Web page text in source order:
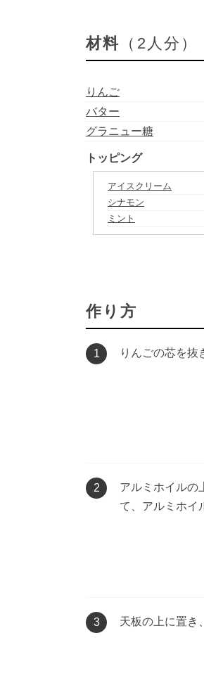
材料 （2人分）
りんご
バター
グラニュー糖
トッピング
アイスクリーム
シナモン
ミント
作り方
1 りんごの芯を抜
2
アルミホイルの
て、アルミホイ
3 天板の上に置き